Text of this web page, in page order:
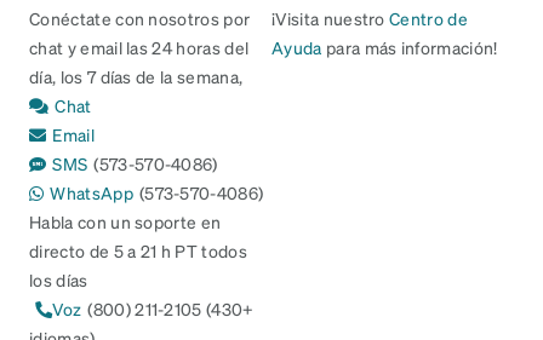
Conéctate con nosotros por
chat y email las 24 horas del
día, los 7 días de la semana,
Chat
Email
SMS (573-570-4086)
WhatsApp (573-570-4086)
Habla con un soporte en
directo de 5 a 21 h PT todos
los días
Voz (800) 211-2105 (430+
¡Visita nuestroCentro de
Ayuda para más información!